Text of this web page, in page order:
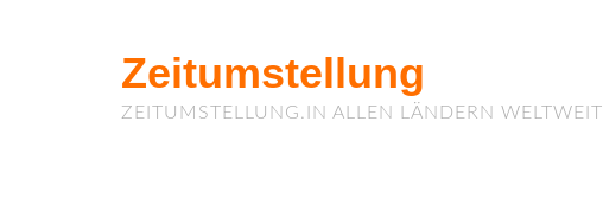
Zeitumstellung
ZEITUMSTELLUNG.IN ALLEN LÄNDERN WELTWEIT